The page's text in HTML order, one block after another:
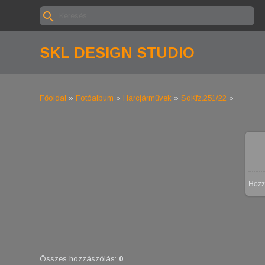
SKL DESIGN STUDIO
Főoldal » Fotóalbum » Harcjárművek » SdKfz.251/22 »
Összes hozzászólás: 0